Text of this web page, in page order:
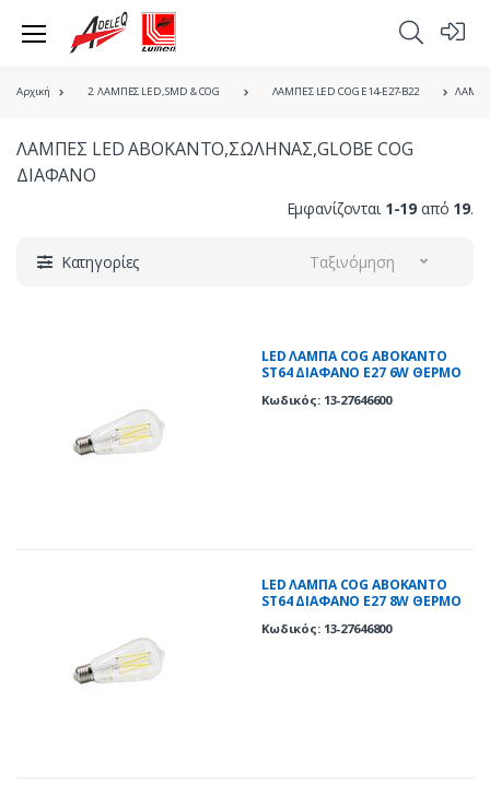
Αρχική 2. ΛΑΜΠΕΣ LED, SMD & COG ΛΑΜΠΕΣ LED COG E14-E27-B22
ΛΑΜΠΕΣ LED ΑΒΟΚΑΝΤΟ,ΣΩΛΗΝΑΣ,GLOBE COG
ΔΙΑΦΑΝO
Εμφανίζονται 1-19 από 19.
Κατηγορίες Ταξινόμηση
LED ΛΑΜΠΑ COG ΑΒΟΚΑΝΤΟ
ST64 ΔΙΑΦΑΝΟ Ε27 6W ΘΕΡΜΟ
Κωδικός: 13-27646600
LED ΛΑΜΠΑ COG ΑΒΟΚΑΝΤΟ
ST64 ΔΙΑΦΑΝΟ Ε27 8W ΘΕΡΜΟ
Κωδικός: 13-27646800